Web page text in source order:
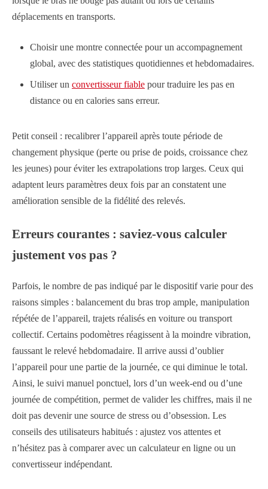
déplacements en transports.
Choisir une montre connectée pour un accompagnement
global, avec des statistiques quotidiennes et hebdomadaires.
Utiliser un convertisseur fiable pour traduire les pas en
distance ou en calories sans erreur.
Petit conseil : recalibrer l’appareil après toute période de
changement physique (perte ou prise de poids, croissance chez
les jeunes) pour éviter les extrapolations trop larges. Ceux qui
adaptent leurs paramètres deux fois par an constatent une
amélioration sensible de la fidélité des relevés.
Erreurs courantes : saviez-vous calculer
justement vos pas ?
Parfois, le nombre de pas indiqué par le dispositif varie pour des
raisons simples : balancement du bras trop ample, manipulation
répétée de l’appareil, trajets réalisés en voiture ou transport
collectif. Certains podomètres réagissent à la moindre vibration,
faussant le relevé hebdomadaire. Il arrive aussi d’oublier
l’appareil pour une partie de la journée, ce qui diminue le total.
Ainsi, le suivi manuel ponctuel, lors d’un week-end ou d’une
journée de compétition, permet de valider les chiffres, mais il ne
doit pas devenir une source de stress ou d’obsession. Les
conseils des utilisateurs habitués : ajustez vos attentes et
n’hésitez pas à comparer avec un calculateur en ligne ou un
convertisseur indépendant.